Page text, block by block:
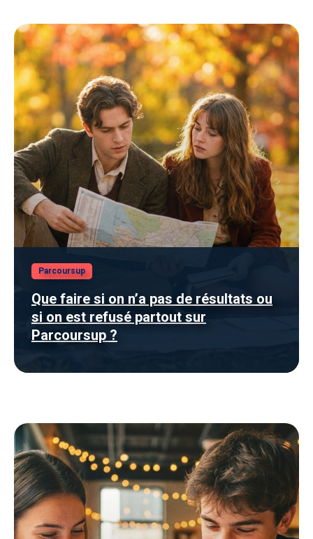
Parcoursup
Que faire si on n’a pas de résultats ou
si on est refusé partout sur
Parcoursup ?